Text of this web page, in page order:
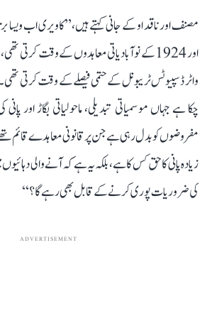
واٹر ڈسپیوٹس ٹریبونل کے حتمی فیصلے کے وقت کرتی
چکا ہے جہاں موسمیاتی تبدیلی، ماحولیاتی بگاڑ اور
مفروضوں کو بدل رہی ہے جن پر قانونی معاہدے قائم
زیادہ پانی کا حق کس کا ہے، بلکہ یہ ہے کہ آنے والی
کی ضروریات پوری کرنے کے قابل بھی رہے گا؟‘‘
ADVERTISEMENT